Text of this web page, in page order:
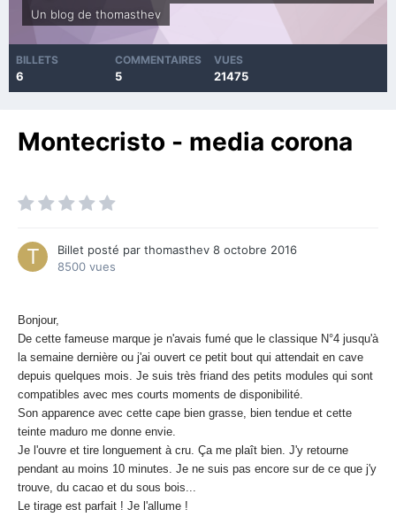
Un blog de thomasthev
BILLETS
6
COMMENTAIRES
5
VUES
21475
Montecristo - media corona
Billet posté par thomasthev 8 octobre 2016
8500 vues
Bonjour,
De cette fameuse marque je n'avais fumé que le classique N°4 jusqu'à
la semaine dernière ou j'ai ouvert ce petit bout qui attendait en cave
depuis quelques mois. Je suis très friand des petits modules qui sont
compatibles avec mes courts moments de disponibilité.
Son apparence avec cette cape bien grasse, bien tendue et cette
teinte maduro me donne envie.
Je l'ouvre et tire longuement à cru. Ça me plaît bien. J'y retourne
pendant au moins 10 minutes. Je ne suis pas encore sur de ce que j'y
trouve, du cacao et du sous bois...
Le tirage est parfait ! Je l'allume !